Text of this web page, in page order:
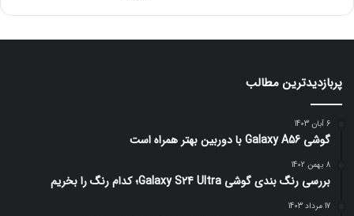
پربازدیدترین مطالب
6 آبان 1403
گوشی Galaxy A56 با دوربین بهتر همراه است
8 بهمن 1402
بررسی رنگ بندی گوشی Galaxy S24 Ultra؛ کدام رنگ را بخریم
17 مرداد 1403